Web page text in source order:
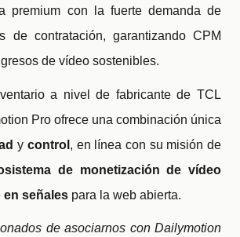
premium con la fuerte demanda de
de contratación, garantizando CPM
de vídeo sostenibles.
a nivel de fabricante de TCL
Pro ofrece una combinación única
y control , en línea con su misión de
de monetización de vídeo
señales para la web abierta.
de asociarnos con Dailymotion